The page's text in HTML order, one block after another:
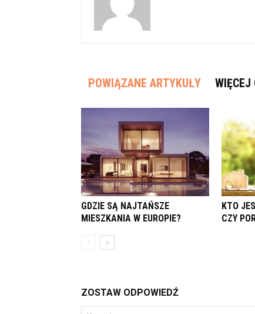
POWIĄZANE ARTYKUŁY WIĘCEJ
GDZIE SĄ NAJTAŃSZE
MIESZKANIA W EUROPIE?
KTO
CZY
ZOSTAW ODPOWIEDŹ